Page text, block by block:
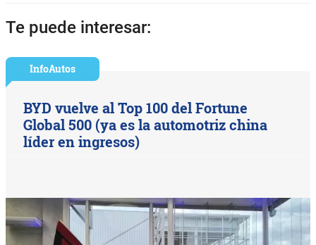
Te puede interesar:
InfoAutos
BYD vuelve al Top 100 del Fortune
Global 500 (ya es la automotriz china
líder en ingresos)